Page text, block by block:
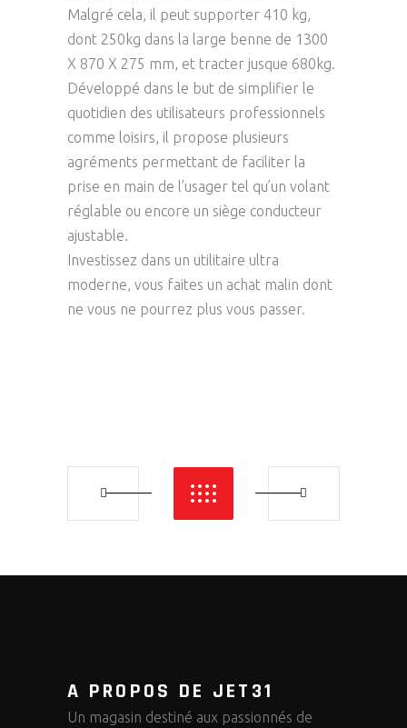
Malgré cela, il peut supporter 410 kg,
dont 250kg dans la large benne de 1300
X 870 X 275 mm, et tracter jusque 680kg.
Développé dans le but de simplifier le
quotidien des utilisateurs professionnels
comme loisirs, il propose plusieurs
agréments permettant de faciliter la
prise en main de l’usager tel qu’un volant
réglable ou encore un siège conducteur
ajustable.
Investissez dans un utilitaire ultra
moderne, vous faites un achat malin dont
ne vous ne pourrez plus vous passer.
A PROPOS DE JET31
Un magasin destiné aux passionnés de